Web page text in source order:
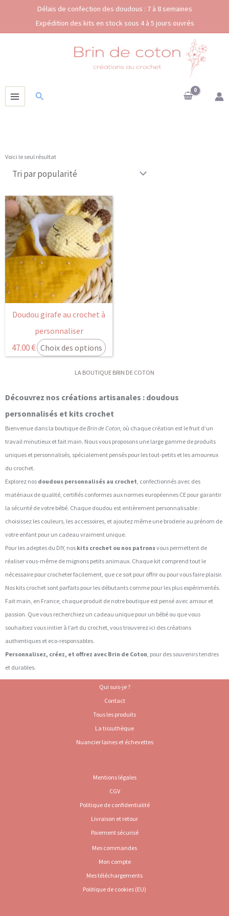
contenu
Délais de confection des doudous : 7 à 8 semaines
Expédition des kits en stock sous 4 à 5 jours ouvrés
Rechercher
Voici le seul résultat
Doudou girafe au crochet à
personnaliser
47.00€ Choix des options
LA BOUTIQUE BRIN DE COTON
Découvrez nos créations artisanales : doudous
personnalisés et kits crochet
Bienvenue dans la boutique deBrin de Coton, où chaque création est le fruit d’un
travail minutieux et fait main. Nous vous proposons une large gamme de produits
uniques et personnalisés, spécialement pensés pour les tout-petits et les amoureux
du crochet.
Explorez nos doudous personnalisés au crochet, confectionnés avec des
matériaux de qualité, certifiés conformes aux normes européennes CE pour garantir
la sécurité de votre bébé. Chaque doudou est entièrement personnalisable :
choisissez les couleurs, les accessoires, et ajoutez même une broderie au prénom de
votre enfant pour un cadeau vraiment unique.
Pour les adeptes du DIY, nos kits crochet ou nos patronsvous permettent de
réaliser vous-même de mignons petits animaux. Chaque kit comprend tout le
nécessaire pour crocheter facilement, que ce soit pour offrir ou pour vous faire plaisir.
Nos kits crochet sont parfaits pour les débutants comme pour les plus expérimentés.
Fait main, en France, chaque produit de notre boutique est pensé avec amour et
passion. Que vous recherchiez un cadeau unique pour un bébé ou que vous
souhaitiez vous initier à l’art du crochet, vous trouverez ici des créations
authentiques et eco-responsables.
Personnalisez, créez, et offrez avec Brin de Coton, pour des souvenirs tendres
et durables.
Qui suis-je ?
Contact
Tous les produits
La tissuthèque
Nuancier laines et échevettes
Mentions légales
CGV
Politique de confidentialité
Livraison et retour
Paiement sécurisé
Mes commandes
Mon compte
Mes téléchargements
Politique de cookies (EU)